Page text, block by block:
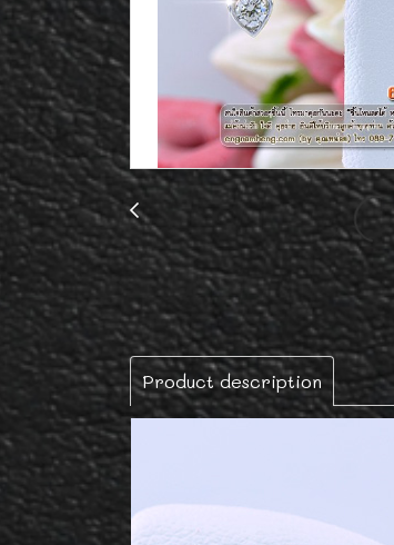
Product description